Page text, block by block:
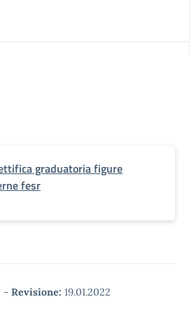
graduatoria figure
fesr
- Revisione: 19.01.2022